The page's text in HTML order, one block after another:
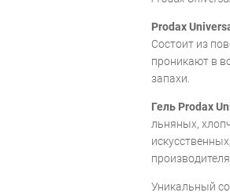
Prodax
Состоит из
проникают в
запахи.
Гель Prodax
льняных,
Уникальный